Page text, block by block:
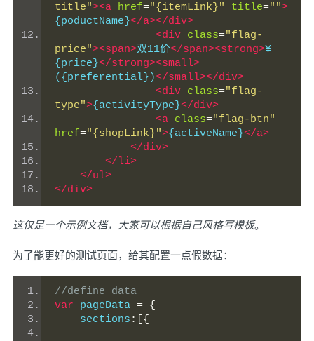
title"><a href="{itemLink}" title="">
{poductName}</a></div>
<div class="flag-
price"><span>双11价</span><strong>¥
{price}</strong><small>
({preferential})</small></div>
<div class="flag-
type">{activityType}</div>
<a class="flag-btn"
href="{shopLink}">{activeName}</a>
</div>
</li>
</ul>
</div>
这仅是一个示例文档，大家可以根据自己风格写模板。
为了能更好的测试页面，给其配置一点假数据：
//define data
var pageData = {
    sections
:[{